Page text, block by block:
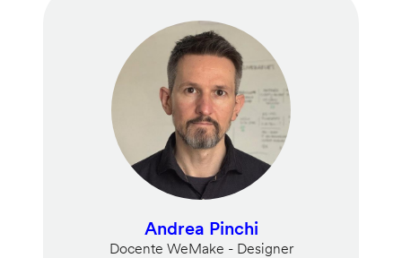
Andrea Pinchi
Docente WeMake - Designer